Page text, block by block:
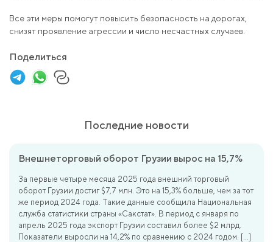
Все эти меры помогут повысить безопасность на дорогах,
снизят проявление агрессии и число несчастных случаев.
Поделиться
Последние новости
Внешнеторговый оборот Грузии вырос на 15,7%
За первые четыре месяца 2025 года внешний торговый
оборот Грузии достиг $7,7 млн. Это на 15,3% больше, чем за тот
же период 2024 года. Такие данные сообщила Национальная
служба статистики страны «Сакстат». В период с января по
апрель 2025 года экспорт Грузии составил более $2 млрд.
Показатели выросли на 14,2% по сравнению с 2024 годом. […]